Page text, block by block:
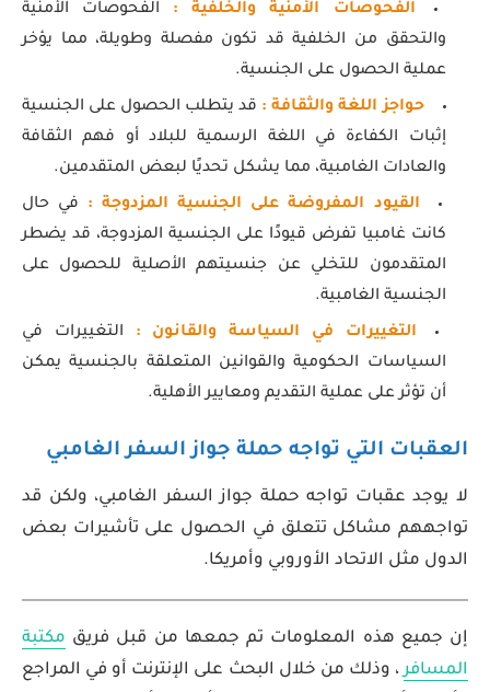
الفحوصات الأمنية والخلفية : الفحوصات الأمنية
والتحقق من الخلفية قد تكون مفصلة وطويلة، مما يؤخر
عملية الحصول على الجنسية.
حواجز اللغة والثقافة : قد يتطلب الحصول على الجنسية
إثبات الكفاءة في اللغة الرسمية للبلاد أو فهم الثقافة
والعادات الغامبية، مما يشكل تحديًا لبعض المتقدمين.
القيود المفروضة على الجنسية المزدوجة : في حال
كانت غامبيا تفرض قيودًا على الجنسية المزدوجة، قد يضطر
المتقدمون للتخلي عن جنسيتهم الأصلية للحصول على
الجنسية الغامبية.
التغييرات في السياسة والقانون : التغييرات في
السياسات الحكومية والقوانين المتعلقة بالجنسية يمكن
أن تؤثر على عملية التقديم ومعايير الأهلية.
العقبات التي تواجه حملة جواز السفر الغامبي
لا يوجد عقبات تواجه حملة جواز السفر الغامبي، ولكن قد
تواجههم مشاكل تتعلق في الحصول على تأشيرات بعض
الدول مثل الاتحاد الأوروبي وأمريكا.
إن جميع هذه المعلومات تم جمعها من قبل فريق مكتبة
المسافر، وذلك من خلال البحث على الإنترنت أو في المراجع